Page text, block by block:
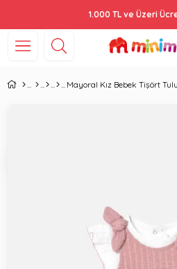
1.000 TL ve Üzeri
Mayoral Kız Bebek Tişört